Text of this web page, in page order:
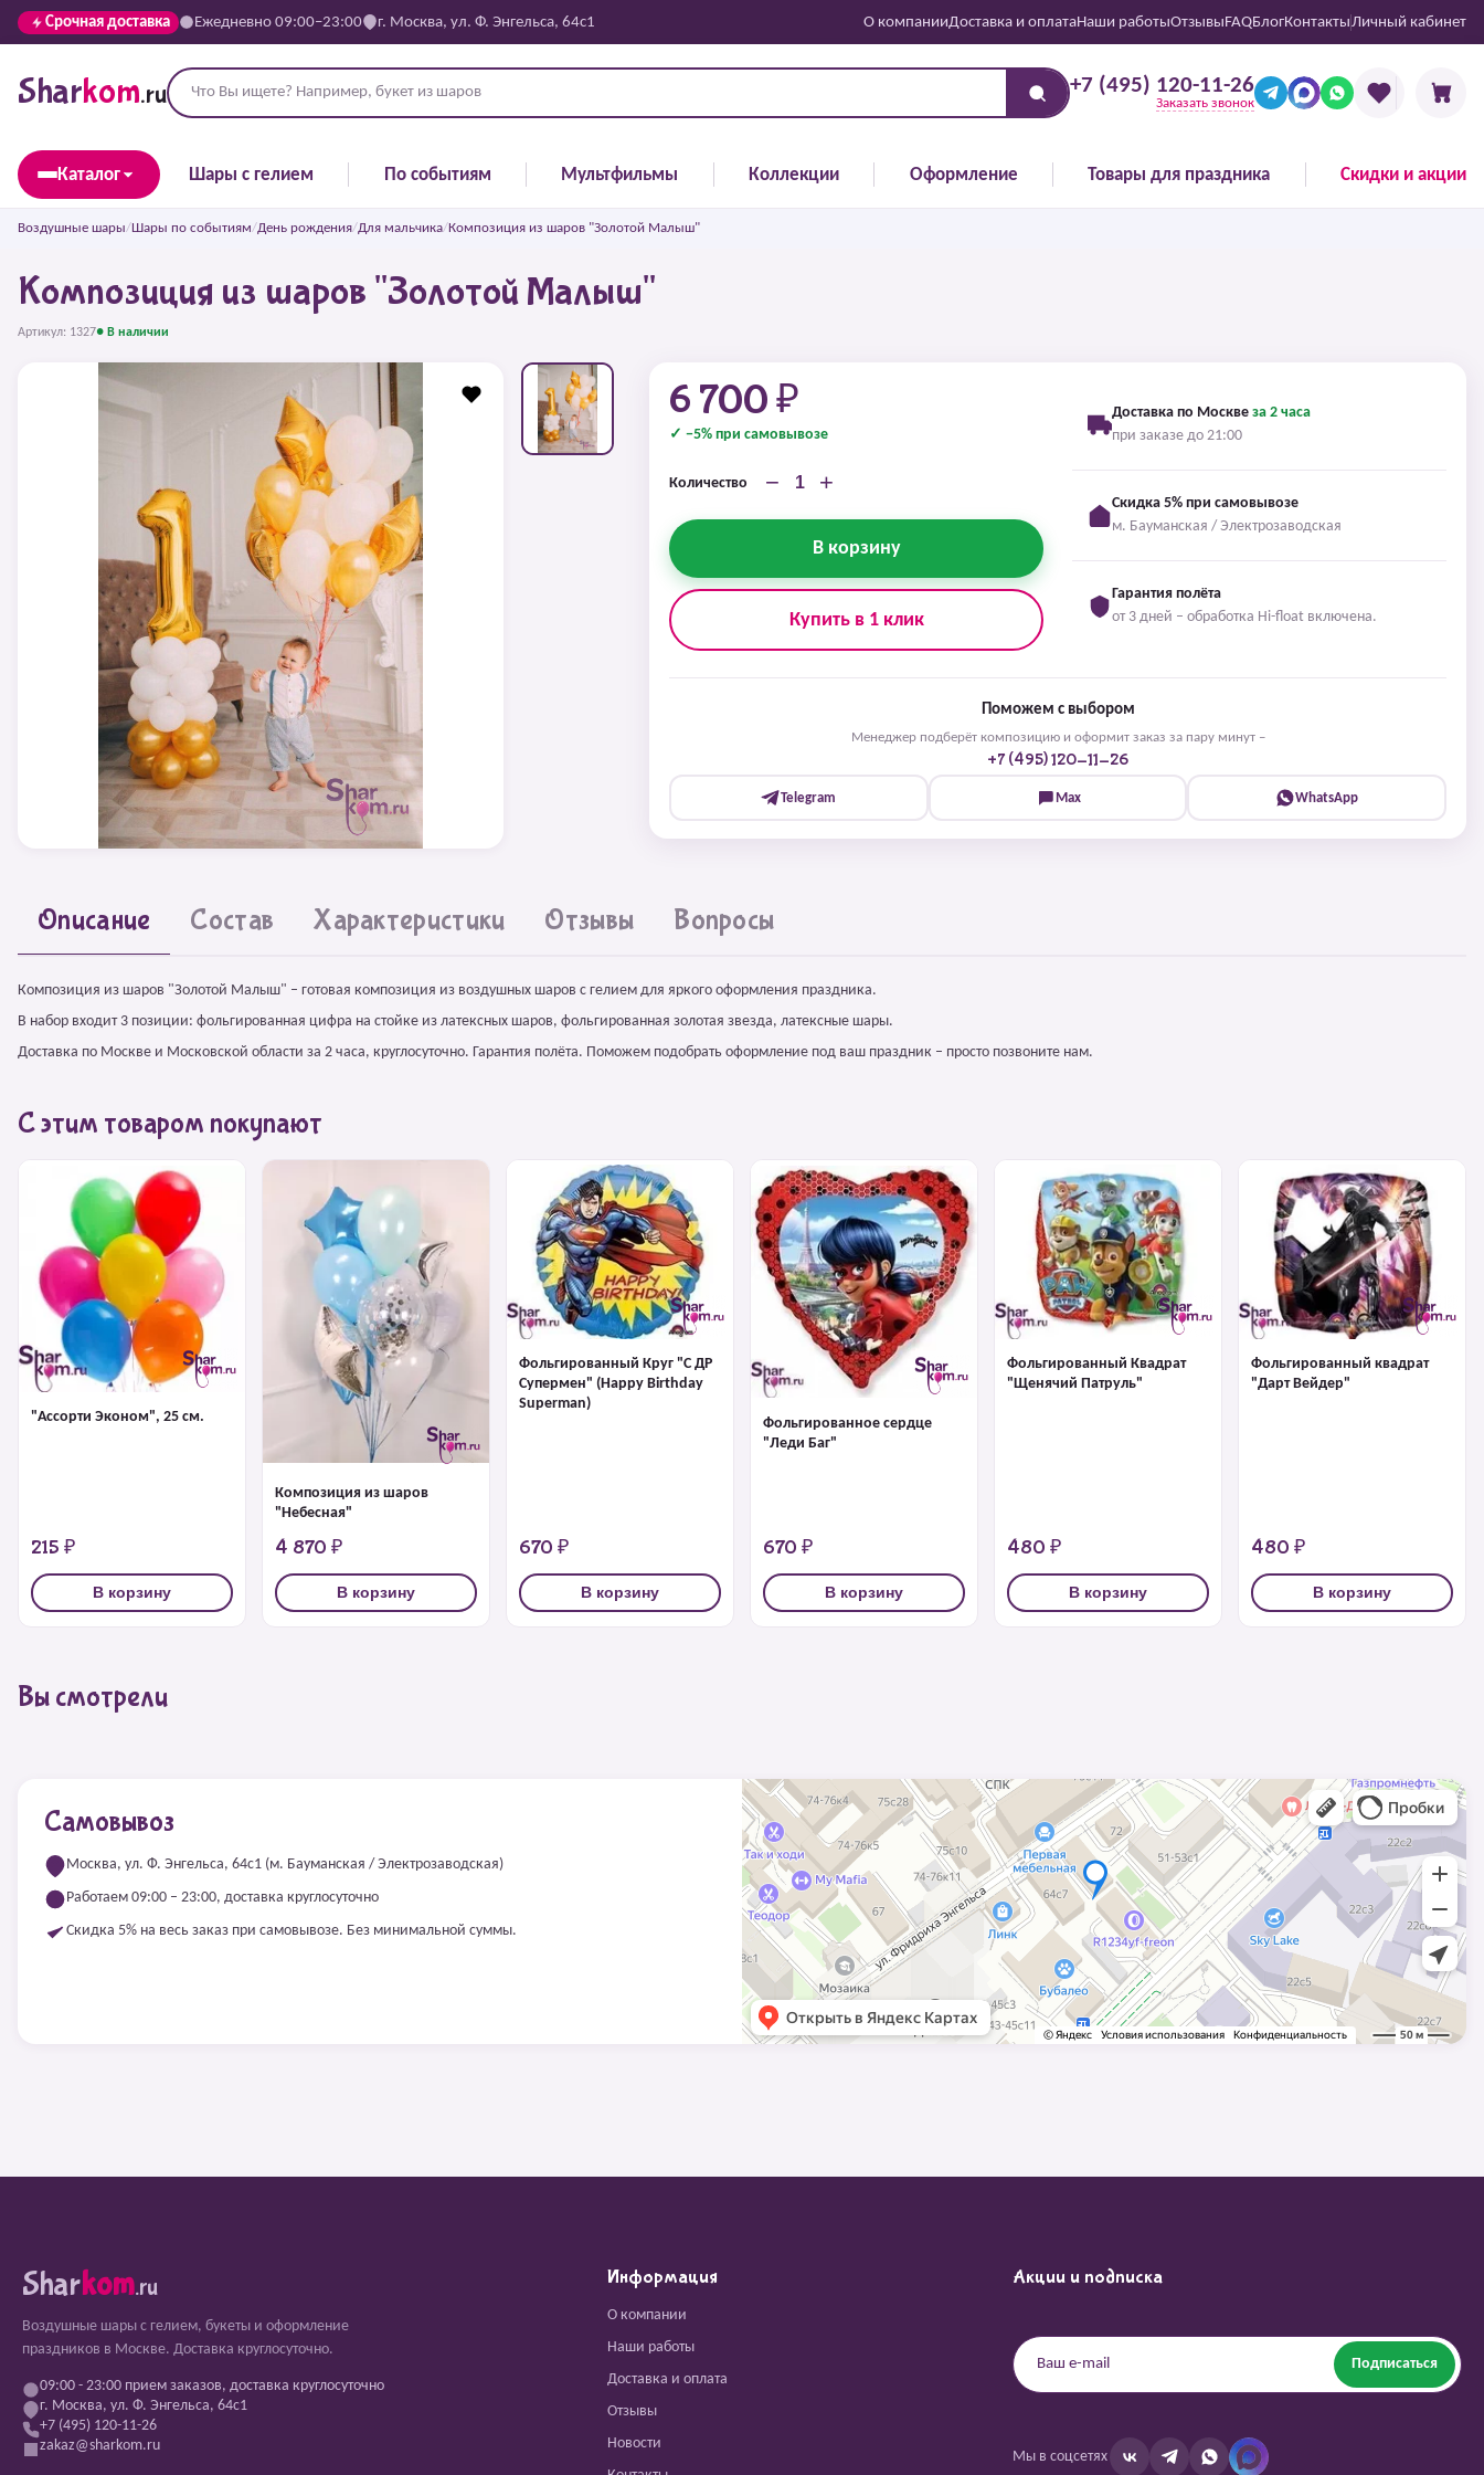
Срочная доставка Ежедневно 09:00–23:00 г. Москва, ул. Ф. Энгельса, 64с1 О компанииДоставка и оплатаНаши работыОтзывыFAQБлогКонтактыЛичный кабинет
Sharkom.ru +7 (495) 120-11-26
Заказать звонок
Каталог Шары с гелием По событиям Мультфильмы Коллекции Оформление Товары для праздника Скидки и акции
Воздушные шары/Шары по событиям/День рождения/Для мальчика/Композиция из шаров "Золотой Малыш"
Композиция из шаров "Золотой Малыш"
Артикул: 1327● В наличии
6 700 ₽
✓ −5% при самовывозе
Количество − +
В корзину
Купить в 1 клик
Доставка по Москве за 2 часа
при заказе до 21:00
Скидка 5% при самовывозе
м. Бауманская / Электрозаводская
Гарантия полёта
от 3 дней – обработка Hi-float включена.
Поможем с выбором
Менеджер подберёт композицию и оформит заказ за пару минут –
+7 (495) 120-11-26
Telegram Max WhatsApp
Описание Состав Характеристики Отзывы Вопросы
Композиция из шаров "Золотой Малыш" – готовая композиция из воздушных шаров с гелием для яркого оформления праздника.
В набор входит 3 позиции: фольгированная цифра на стойке из латексных шаров, фольгированная золотая звезда, латексные шары.
Доставка по Москве и Московской области за 2 часа, круглосуточно. Гарантия полёта. Поможем подобрать оформление под ваш праздник – просто позвоните нам.
С этим товаром покупают
"Ассорти Эконом", 25 см.
215 ₽
В корзину
Композиция из шаров
"Небесная"
4 870 ₽
В корзину
Фольгированный Круг "С ДР
Супермен" (Happy Birthday
Superman)
670 ₽
В корзину
Фольгированное сердце
"Леди Баг"
670 ₽
В корзину
Фольгированный Квадрат
"Щенячий Патруль"
480 ₽
В корзину
Фольгированный квадрат
"Дарт Вейдер"
480 ₽
В корзину
Вы смотрели
Самовывоз
Москва, ул. Ф. Энгельса, 64с1 (м. Бауманская / Электрозаводская)
Работаем 09:00 – 23:00, доставка круглосуточно
Скидка 5% на весь заказ при самовывозе. Без минимальной суммы.
Sharkom.ru
Воздушные шары с гелием, букеты и оформление
праздников в Москве. Доставка круглосуточно.
09:00 - 23:00 прием заказов, доставка круглосуточно
г. Москва, ул. Ф. Энгельса, 64с1
+7 (495) 120-11-26
zakaz@sharkom.ru
Информация
О компании
Наши работы
Доставка и оплата
Отзывы
Новости
Акции и подписка
Подписаться
Мы в соцсетях